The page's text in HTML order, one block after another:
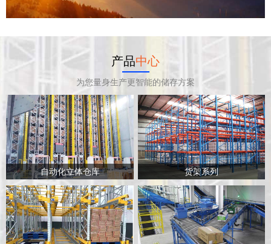
产品中心
为您量身生产更智能的储存方案
自动化立体仓库 货架系列